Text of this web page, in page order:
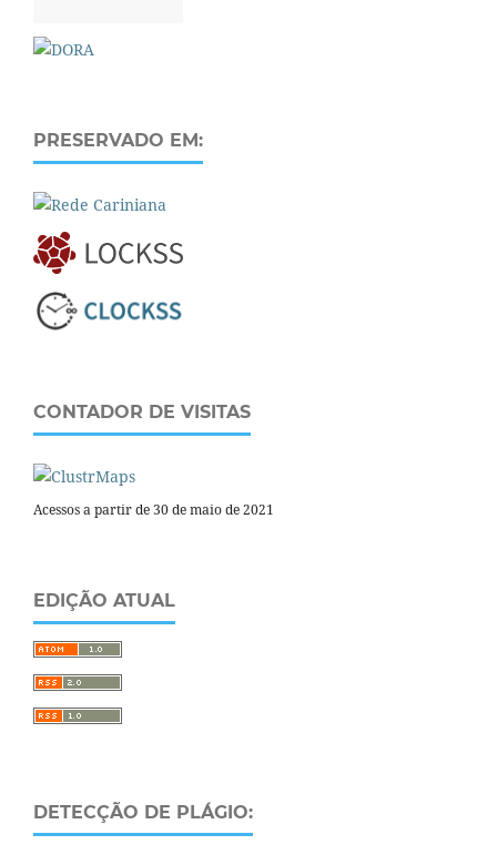
PRESERVADO EM:
CONTADOR DE VISITAS
Acessos a partir de 30 de maio de 2021
EDIÇÃO ATUAL
DETECÇÃO DE PLÁGIO: